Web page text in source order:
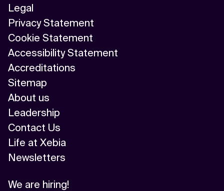
Legal
Privacy Statement
Cookie Statement
Accessibility Statement
Accreditations
Sitemap
About us
Leadership
Contact Us
Life at Xebia
Newsletters
We are hiring!